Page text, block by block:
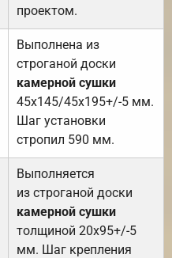
проектом.
Выполнена из
строганой доски
камерной сушки
45х145/45х195+/-5 мм.
Шаг установки
стропил 590 мм.
Выполняется
из строганой доски
камерной сушки
толщиной 20х95+/-5
мм. Шаг крепления